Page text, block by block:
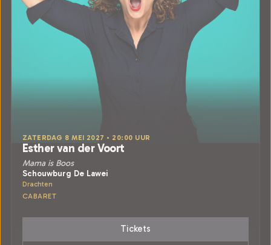
ZATERDAG 8 MEI 2027 • 20:00 UUR
Esther van der Voort
Mama is Boos
Schouwburg De Lawei
Drachten
CABARET
Tickets